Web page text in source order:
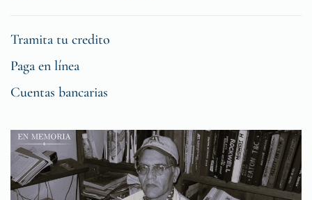
Tramita tu credito
Paga en línea
Cuentas bancarias